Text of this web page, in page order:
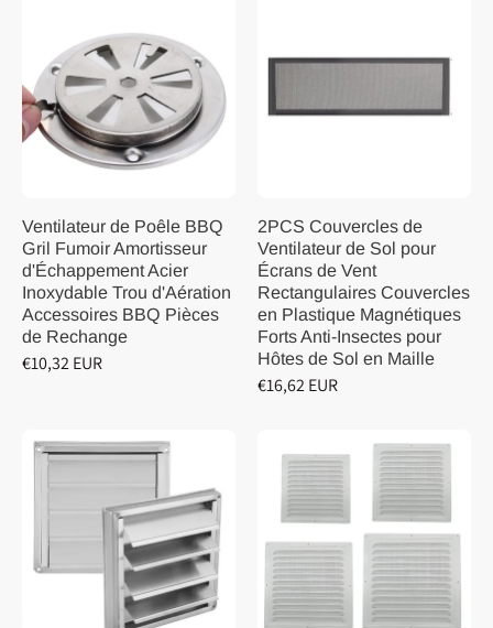
Ventilateur de Poêle BBQ
Gril Fumoir Amortisseur
d'Échappement Acier
Inoxydable Trou d'Aération
Accessoires BBQ Pièces
de Rechange
€10,32 EUR
2PCS Couvercles de
Ventilateur de Sol pour
Écrans de Vent
Rectangulaires Couvercles
en Plastique Magnétiques
Forts Anti-Insectes pour
Hôtes de Sol en Maille
€16,62 EUR